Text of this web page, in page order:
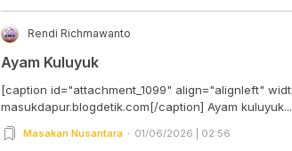
Rendi Richmawanto
Ayam Kuluyuk
[caption id="attachment_1099" align="alignleft"
masukdapur.blogdetik.com[/caption] Ayam kuluyuk...
Masakan Nusantara 01/06/2026 | 02:56